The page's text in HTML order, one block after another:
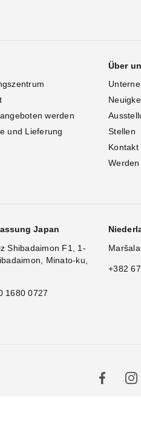
werden
und Lieferung
Über
Stellen
Kontakt
Japan
Shibadaimon F1, 1-
Minato-ku,
1680 0727
+382